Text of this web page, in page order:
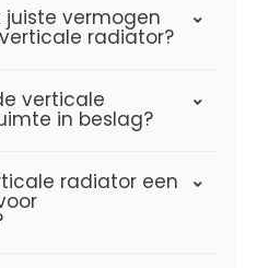
juiste vermogen
radiator?
verticale
in beslag?
radiator een